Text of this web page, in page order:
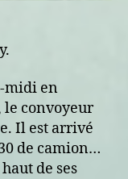
midi en
le convoyeur
Il est arrivé
de camion…
de ses